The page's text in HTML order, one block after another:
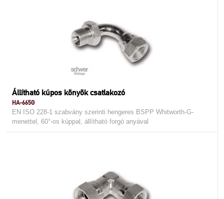
Állítható kúpos könyök csatlakozó
HA-665G
EN ISO 228-1 szabvány szerinti hengeres BSPP Whitworth-G-
menettel, 60°-os kúppal, állítható forgó anyával